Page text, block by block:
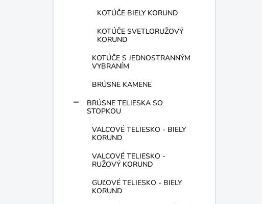
KOTÚČE BIELY KORUND
KOTÚČE SVETLORUŽOVÝ
KORUND
KOTÚČE S JEDNOSTRANNÝM
VYBRANÍM
BRÚSNE KAMENE
BRÚSNE TELIESKA SO
STOPKOU
VALCOVÉ TELIESKO - BIELY
KORUND
VALCOVÉ TELIESKO -
RUŽOVÝ KORUND
GUĽOVÉ TELIESKO - BIELY
KORUND